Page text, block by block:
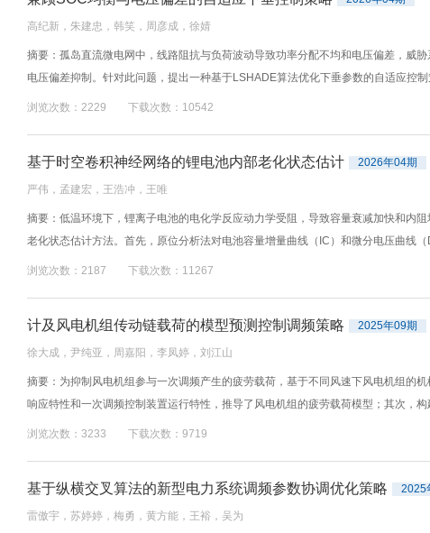
高纪新，朱建忠，韩笑，周彦成，徐婧
摘要：孤岛直流微电网中，线路阻抗与负荷波动导致功率分配不均和电压偏差，威
电压偏差抑制。针对此问题，提出一种基于LSHADE算法优化下垂参数的自适应控
浏览次数：2229 下载次数：10542
基于时空卷积神经网络的锂电池内部老化状态估计 2026年04期
严伟，孟建宏，王浩冲，王唯
摘要：低温环境下，锂离子电池的电化学反应动力学受阻，导致容量衰减加快和内
老化状态估计方法。首先，原位分析法对电池容量增量曲线（IC）和微分电压曲线
浏览次数：2187 下载次数：11267
计及风电机组传动链载荷的模型预测控制调频策略 2025年09期
徐大成，尹纯亚，周嘉阳，李凤婷，刘江山
摘要：为抑制风电机组参与一次调频产生的疲劳载荷，基于不同风速下风电机组的
响应特性和一次调频控制装置运行特性，推导了风电机组的疲劳载荷模型；其次，
浏览次数：3233 下载次数：9719
基于纵横交叉算法的新型电力系统调频参数协调优化策略 2025
雷傲宇，苏婷婷，梅勇，黄方能，王裕，吴为